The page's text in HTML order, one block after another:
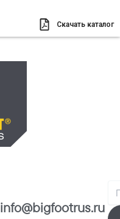
Скачать каталог
info@bigfootrus.ru